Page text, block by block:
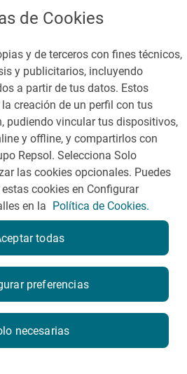
Canal de ética
de cookies Nota legal
de Cookies
y de terceros con fines técnicos,
y publicitarios, incluyendo
a partir de tus datos. Estos
creación de un perfil con tus
pudiendo vincular tus dispositivos,
y offline, y compartirlos con
Repsol. Selecciona Solo
las cookies opcionales. Puedes
cookies en Configurar
en la Política de Cookies.
preferencias
necesarias
todas